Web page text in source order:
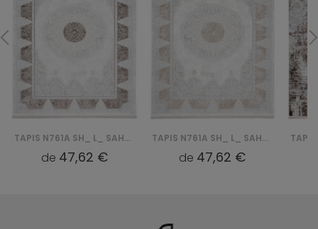
TAPIS N761A SH_ L_ SAHARA - KREMOWY, BRĄZOWY
de 47,62 €
TAPIS N761A SH_ L_ SAHARA - KREMOWY, BEŻOWY
de 47,62 €